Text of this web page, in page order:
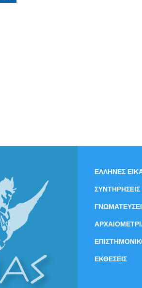
ΕΛΛΗΝΕΣ
ΣΥΝΤΗΡΗΣΕΙΣ
ΕΚΘΕΣΕΙΣ